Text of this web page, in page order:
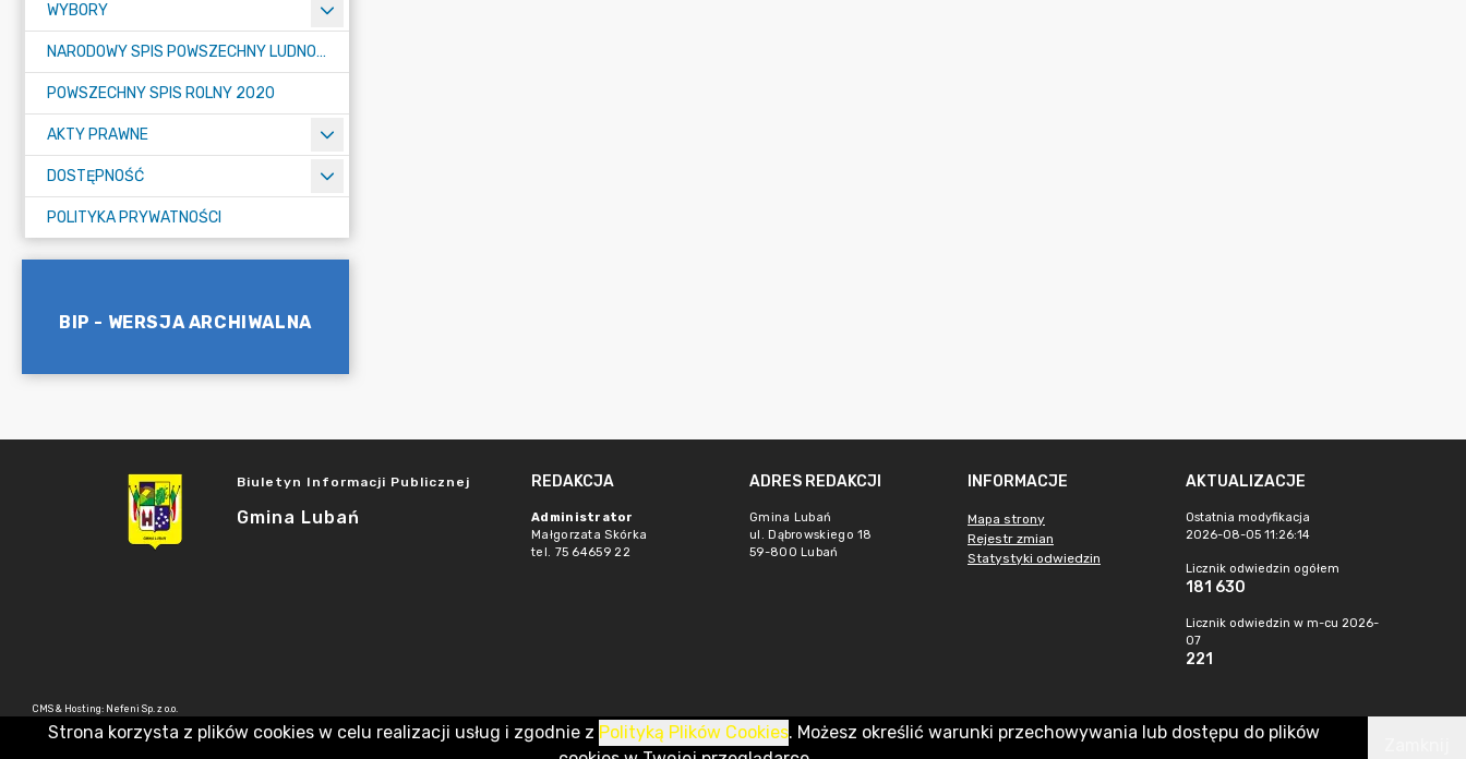
WYBORY
NARODOWY SPIS POWSZECHNY LUDNOŚCI I MIESZKAŃ W 2021
POWSZECHNY SPIS ROLNY 2020
AKTY PRAWNE
DOSTĘPNOŚĆ
POLITYKA PRYWATNOŚCI
BIP - WERSJA ARCHIWALNA
Biuletyn Informacji Publicznej
Gmina Lubań
REDAKCJA
Administrator
Małgorzata Skórka
tel. 75 64659 22
ADRES REDAKCJI
Gmina Lubań
ul. Dąbrowskiego 18
59-800 Lubań
INFORMACJE
Mapa strony
Rejestr zmian
Statystyki odwiedzin
AKTUALIZACJE
Ostatnia modyfikacja
2026-08-05 11:26:14
Licznik odwiedzin ogółem
181 630
Licznik odwiedzin w m-cu 2026-
07
221
CMS & Hosting: Nefeni Sp. z o.o.
Strona korzysta z plików cookies w celu realizacji usług i zgodnie z Polityką Plików Cookies. Możesz określić warunki przechowywania lub dostępu do plików